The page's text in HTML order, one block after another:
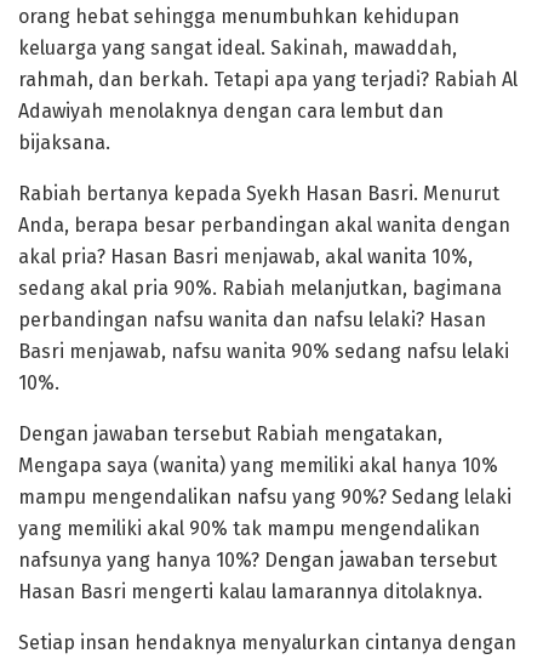
orang hebat sehingga menumbuhkan kehidupan
keluarga yang sangat ideal. Sakinah, mawaddah,
rahmah, dan berkah. Tetapi apa yang terjadi? Rabiah Al
Adawiyah menolaknya dengan cara lembut dan
bijaksana.
Rabiah bertanya kepada Syekh Hasan Basri. Menurut
Anda, berapa besar perbandingan akal wanita dengan
akal pria? Hasan Basri menjawab, akal wanita 10%,
sedang akal pria 90%. Rabiah melanjutkan, bagimana
perbandingan nafsu wanita dan nafsu lelaki? Hasan
Basri menjawab, nafsu wanita 90% sedang nafsu lelaki
10%.
Dengan jawaban tersebut Rabiah mengatakan,
Mengapa saya (wanita) yang memiliki akal hanya 10%
mampu mengendalikan nafsu yang 90%? Sedang lelaki
yang memiliki akal 90% tak mampu mengendalikan
nafsunya yang hanya 10%? Dengan jawaban tersebut
Hasan Basri mengerti kalau lamarannya ditolaknya.
Setiap insan hendaknya menyalurkan cintanya dengan